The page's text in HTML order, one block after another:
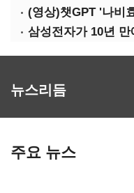
(영상)챗GPT '나비
삼성전자가 10년
뉴스리듬
주요 뉴스